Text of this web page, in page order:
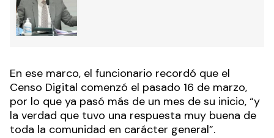
En ese marco, el funcionario recordó que el
Censo Digital comenzó el pasado 16 de marzo,
por lo que ya pasó más de un mes de su inicio, “y
la verdad que tuvo una respuesta muy buena de
toda la comunidad en carácter general”.